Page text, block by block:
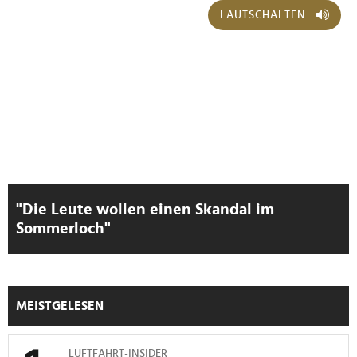
haben oder die sie im Rahmen Ihrer Nutzung der Dienste
LAUTSCHALTEN
"Die Leute wollen einen Skandal im
Sommerloch"
MEISTGELESEN
LUFTFAHRT-INSIDER